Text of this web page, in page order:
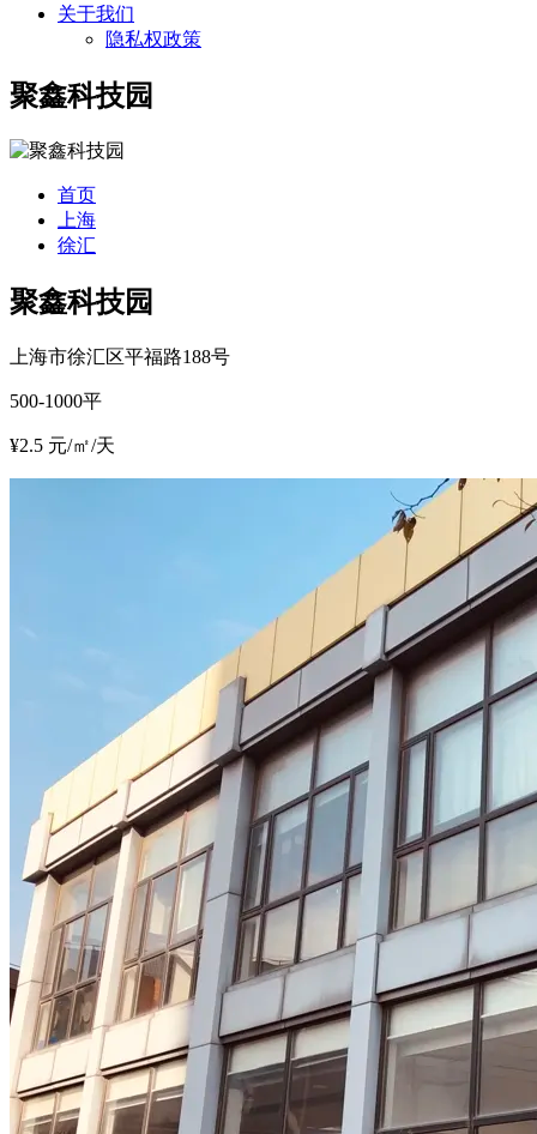
关于我们
隐私权政策
聚鑫科技园
首页
上海
徐汇
聚鑫科技园
上海市徐汇区平福路188号
500-1000平
¥2.5 元/㎡/天